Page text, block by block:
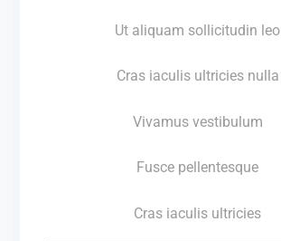
Ut aliquam sollicitudin leo
Cras iaculis ultricies nulla
Vivamus vestibulum
Fusce pellentesque
Cras iaculis ultricies